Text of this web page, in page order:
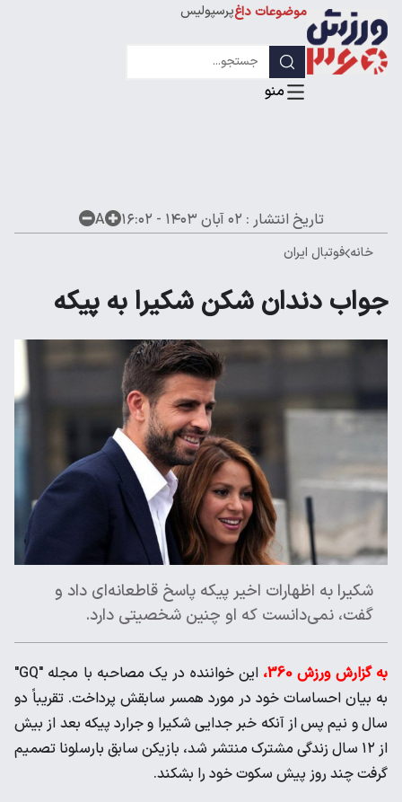
موضوعات داغپرسپولیس
لیگ قهرمانان
تاریخ انتشار : ۰۲ آبان ۱۴۰۳ - ۱۶:۰۲ A
خانه فوتبال ایران
جواب دندان شکن شکیرا به پیکه
شکیرا به اظهارات اخیر پیکه پاسخ قاطعانه‌ای داد و
گفت، نمی‌دانست که او چنین شخصیتی دارد.
به گزارش ورزش 360،
این خواننده در یک مصاحبه با مجله "GQ"
به بیان احساسات خود در مورد همسر سابقش پرداخت. تقریباً دو
سال و نیم پس از آنکه خبر جدایی شکیرا و جرارد پیکه بعد از بیش
از ۱۲ سال زندگی مشترک منتشر شد، بازیکن سابق بارسلونا تصمیم
گرفت چند روز پیش سکوت خود را بشکند.